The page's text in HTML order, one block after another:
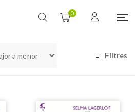
0
Filtres